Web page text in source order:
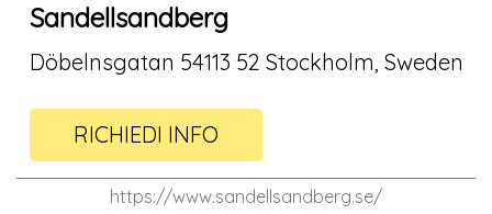
Sandellsandberg
Döbelnsgatan 54113 52 Stockholm, Sweden
RICHIEDI INFO
https://www.sandellsandberg.se/